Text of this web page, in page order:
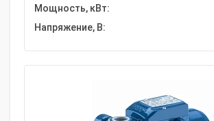
Мощность, кВт:
Напряжение, В: